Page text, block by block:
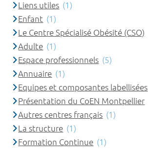
Liens utiles (1)
Enfant (1)
Le Centre Spécialisé Obésité (CSO)
Adulte (1)
Espace professionnels (5)
Annuaire (1)
Equipes et composantes labellisées
Présentation du CoEN Montpellier
Autres centres français (1)
La structure (1)
Formation Continue (1)